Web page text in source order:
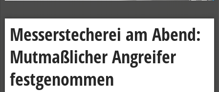
Messerstecherei am Abend:
Mutmaßlicher Angreifer
festgenommen